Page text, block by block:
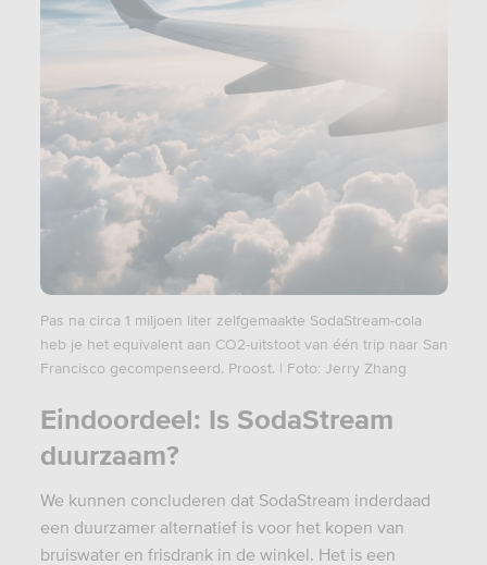
Pas na circa 1 miljoen liter zelfgemaakte SodaStream-cola
heb je het equivalent aan CO2-uitstoot van één trip naar San
Francisco gecompenseerd. Proost. | Foto: Jerry Zhang
Eindoordeel: Is SodaStream
duurzaam?
We kunnen concluderen dat SodaStream inderdaad
een duurzamer alternatief is voor het kopen van
bruiswater en frisdrank in de winkel. Het is een